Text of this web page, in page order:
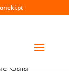
Técnico
Gaia